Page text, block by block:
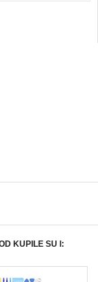
KUPILE SU I: